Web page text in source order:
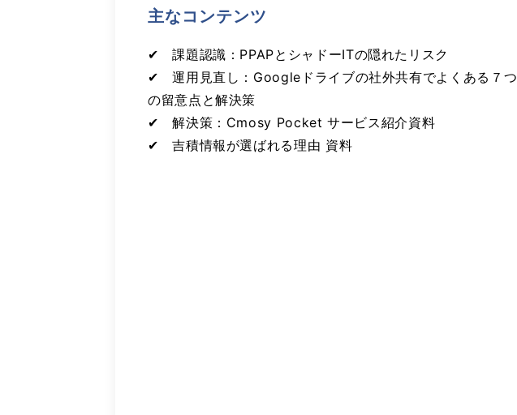
主なコンテンツ
✔︎ 課題認識：PPAPとシャドーITの隠れたリスク
✔︎ 運用見直し：Googleドライブの社外共有でよくある７つ
の留意点と解決策
✔︎ 解決策：Cmosy Pocket サービス紹介資料
✔︎ 吉積情報が選ばれる理由 資料